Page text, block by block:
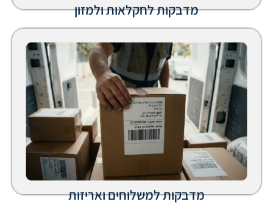
מדבקות לחקלאות ולמזון
מדבקות למשלוחים ואריזות